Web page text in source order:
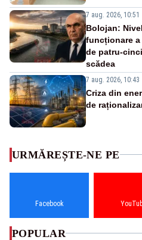
7 aug. 2026, 10:51
Bolojan:
funcționare a
de patru-
scădea
7 aug. 2026, 10:43
Criza din
de
URMĂREȘTE-NE PE
Facebook
POPULAR